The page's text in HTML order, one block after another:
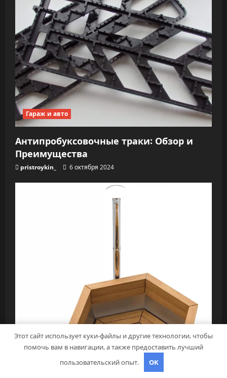
Гараж и авто
Антипробуксовочные траки: Обзор и
Преимущества
pristroykin_ 6 октября 2024
Этот сайт использует куки-файлы и другие технологии, чтобы
помочь вам в навигации, а также предоставить лучший
пользовательский опыт.
OK